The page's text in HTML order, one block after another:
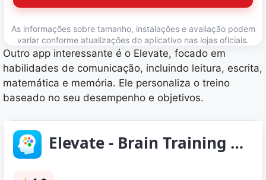
As informações sobre tamanho, instalações e avaliação podem
variar conforme atualizações do aplicativo nas lojas oficiais.
Outro app interessante é o Elevate, focado em
habilidades de comunicação, incluindo leitura, escrita,
matemática e memória. Ele personaliza o treino
baseado no seu desempenho e objetivos.
Elevate - Brain Training Games